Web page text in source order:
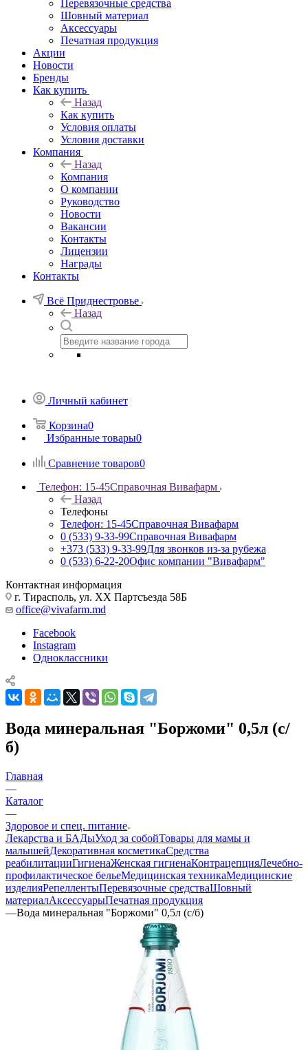
Перевязочные средства
Шовный материал
Аксессуары
Печатная продукция
Акции
Новости
Бренды
Как купить
Назад
Как купить
Условия оплаты
Условия доставки
Компания
Назад
Компания
О компании
Руководство
Новости
Вакансии
Контакты
Лицензии
Награды
Контакты
Всё Приднестровье
Назад
Личный кабинет
Корзина0
Избранные товары0
Сравнение товаров0
Телефон: 15-45Справочная Вивафарм
Назад
Телефоны
Телефон: 15-45Справочная Вивафарм
0 (533) 9-33-99Справочная Вивафарм
+373 (533) 9-33-99Для звонков из-за рубежа
0 (533) 6-22-20Офис компании "Вивафарм"
Контактная информация
г. Тирасполь, ул. ХХ Партсъезда 58Б
office@vivafarm.md
Facebook
Instagram
Одноклассники
Вода минеральная "Боржоми" 0,5л (с/
б)
Главная
—
Каталог
—
Здоровое и спец. питание
Лекарства и БАДыУход за собойТовары для мамы и
малышейДекоративная косметикаСредства
реабилитацииГигиенаЖенская гигиенаКонтрацепцияЛечебно-
профилактическое бельеМедицинская техникаМедицинские
изделияРепеллентыПеревязочные средстваШовный
материалАксессуарыПечатная продукция
—Вода минеральная "Боржоми" 0,5л (с/б)